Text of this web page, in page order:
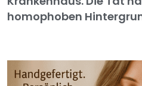
homophoben